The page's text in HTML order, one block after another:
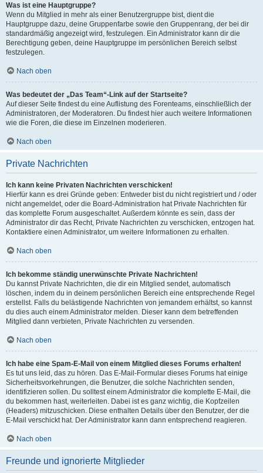
Was ist eine Hauptgruppe?
Wenn du Mitglied in mehr als einer Benutzergruppe bist, dient die
Hauptgruppe dazu, deine Gruppenfarbe sowie den Gruppenrang, der bei dir
standardmäßig angezeigt wird, festzulegen. Ein Administrator kann dir die
Berechtigung geben, deine Hauptgruppe im persönlichen Bereich selbst
festzulegen.
Nach oben
Was bedeutet der „Das Team“-Link auf der Startseite?
Auf dieser Seite findest du eine Auflistung des Forenteams, einschließlich der
Administratoren, der Moderatoren. Du findest hier auch weitere Informationen
wie die Foren, die diese im Einzelnen moderieren.
Nach oben
Private Nachrichten
Ich kann keine Privaten Nachrichten verschicken!
Hierfür kann es drei Gründe geben: Entweder bist du nicht registriert und / oder
nicht angemeldet, oder die Board-Administration hat Private Nachrichten für
das komplette Forum ausgeschaltet. Außerdem könnte es sein, dass der
Administrator dir das Recht, Private Nachrichten zu verschicken, entzogen hat.
Kontaktiere einen Administrator, um weitere Informationen zu erhalten.
Nach oben
Ich bekomme ständig unerwünschte Private Nachrichten!
Du kannst Private Nachrichten, die dir ein Mitglied sendet, automatisch
löschen, indem du in deinem persönlichen Bereich eine entsprechende Regel
erstellst. Falls du belästigende Nachrichten von jemandem erhältst, so kannst
du dies auch einem Administrator melden. Dieser kann dem betreffenden
Mitglied dann verbieten, Private Nachrichten zu versenden.
Nach oben
Ich habe eine Spam-E-Mail von einem Mitglied dieses Forums erhalten!
Es tut uns leid, das zu hören. Das E-Mail-Formular dieses Forums hat einige
Sicherheitsvorkehrungen, die Benutzer, die solche Nachrichten senden,
identifizieren sollen. Du solltest einem Administrator die komplette E-Mail, die
du bekommen hast, weiterleiten. Dabei ist es ganz wichtig, die Kopfzeilen
(Headers) mitzuschicken. Diese enthalten Details über den Benutzer, der die
E-Mail verschickt hat. Der Administrator kann dann entsprechend reagieren.
Nach oben
Freunde und ignorierte Mitglieder